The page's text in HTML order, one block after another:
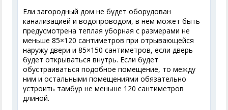
Ели загородный дом не будет оборудован
канализацией и водопроводом, в нем может быть
предусмотрена теплая уборная с размерами не
меньше 85×120 сантиметров при отрывающейся
наружу двери и 85×150 сантиметров, если дверь
будет открываться внутрь. Если будет
обустраиваться подобное помещение, то между
ним и остальными помещениями обязательно
устроить тамбур не меньше 120 сантиметров
длиной.